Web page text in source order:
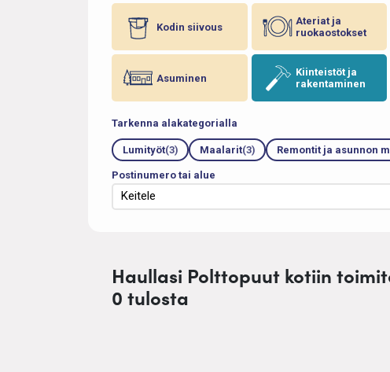
Kodin siivous
Ateriat ja
ruokaostokset
Asuminen
Kiinteistöt ja
rakentaminen
Tarkenna alakategorialla
Lumityöt(3) Maalarit(3) Remontit ja asunnon
Postinumero tai alue
Haullasi Polttopuut kotiin
0 tulosta